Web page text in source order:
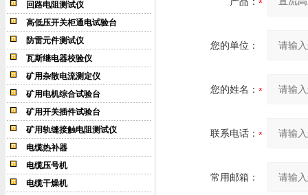
回路电阻测试仪
高低压开关柜通电试验台
防雷元件测试仪
瓦斯继电器校验仪
矿用杂散电流测定仪
矿用电机综合试验台
矿用开关插件试验台
矿用轨缝接触电阻测试仪
电缆热补器
电缆压号机
电缆干燥机
您的单位：
您的姓名：
联系电话：
常用邮箱：